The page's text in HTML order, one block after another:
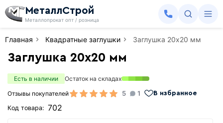
МеталлСтрой
Металлопрокат опт / розница
Главная Квадратные заглушки Заглушка 20х20 мм
Заглушка 20х20 мм
Есть в наличии
Остаток на складах
Отзывы покупателей
5 1 В избранное
Код товара: 702